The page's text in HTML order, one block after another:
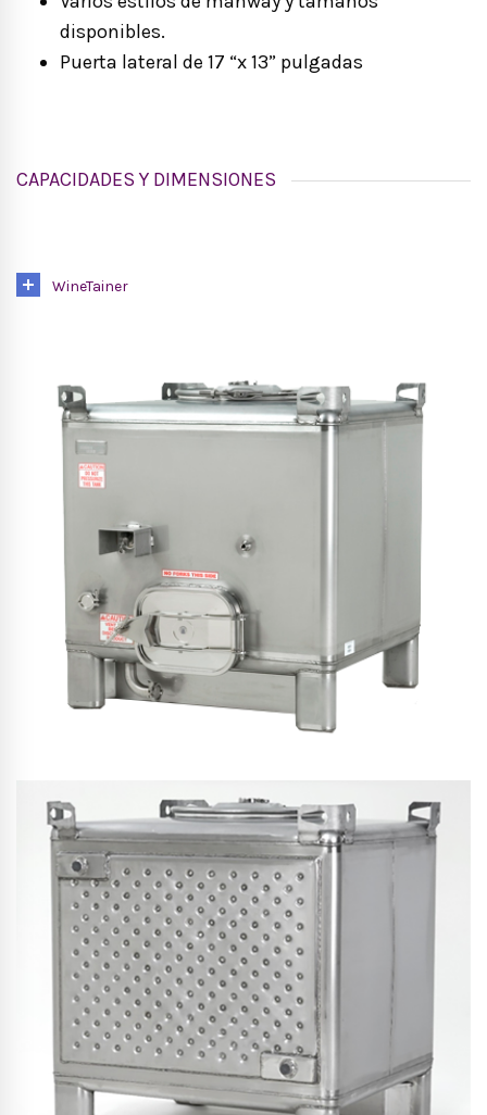
disponibles.
Puerta lateral de 17 “x 13” pulgadas
CAPACIDADES Y DIMENSIONES
WineTainer